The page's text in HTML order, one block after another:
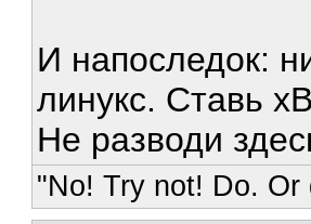
И напоследок:
линукс. Ставь
Не разводи
"No! Try not! Do. Or